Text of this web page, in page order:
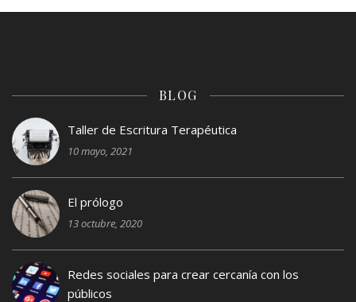
BLOG
Taller de Escritura Terapéutica
10 mayo, 2021
El prólogo
13 octubre, 2020
Redes sociales para crear cercanía con los
públicos